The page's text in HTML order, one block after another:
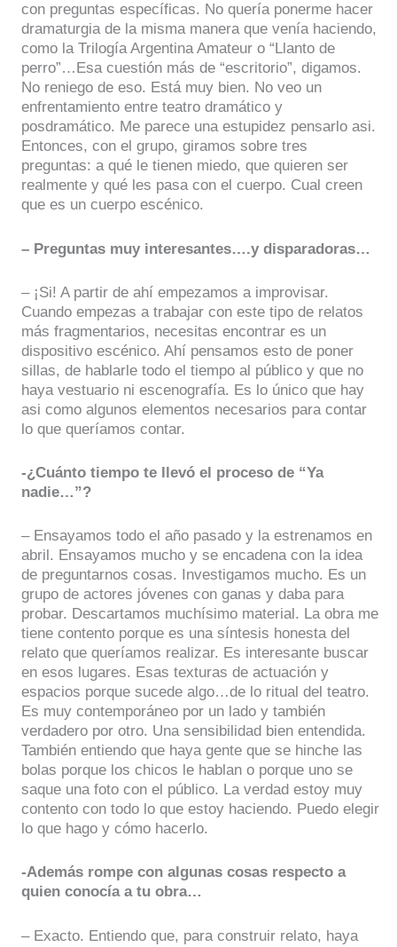
con preguntas específicas. No quería ponerme hacer
dramaturgia de la misma manera que venía haciendo,
como la Trilogía Argentina Amateur o “Llanto de
perro”…Esa cuestión más de “escritorio”, digamos.
No reniego de eso. Está muy bien. No veo un
enfrentamiento entre teatro dramático y
posdramático. Me parece una estupidez pensarlo asi.
Entonces, con el grupo, giramos sobre tres
preguntas: a qué le tienen miedo, que quieren ser
realmente y qué les pasa con el cuerpo. Cual creen
que es un cuerpo escénico.
– Preguntas muy interesantes….y disparadoras…
– ¡Si! A partir de ahí empezamos a improvisar.
Cuando empezas a trabajar con este tipo de relatos
más fragmentarios, necesitas encontrar es un
dispositivo escénico. Ahí pensamos esto de poner
sillas, de hablarle todo el tiempo al público y que no
haya vestuario ni escenografía. Es lo único que hay
asi como algunos elementos necesarios para contar
lo que queríamos contar.
-¿Cuánto tiempo te llevó el proceso de “Ya
nadie…”?
– Ensayamos todo el año pasado y la estrenamos en
abril. Ensayamos mucho y se encadena con la idea
de preguntarnos cosas. Investigamos mucho. Es un
grupo de actores jóvenes con ganas y daba para
probar. Descartamos muchísimo material. La obra me
tiene contento porque es una síntesis honesta del
relato que queríamos realizar. Es interesante buscar
en esos lugares. Esas texturas de actuación y
espacios porque sucede algo…de lo ritual del teatro.
Es muy contemporáneo por un lado y también
verdadero por otro. Una sensibilidad bien entendida.
También entiendo que haya gente que se hinche las
bolas porque los chicos le hablan o porque uno se
saque una foto con el público. La verdad estoy muy
contento con todo lo que estoy haciendo. Puedo elegir
lo que hago y cómo hacerlo.
-Además rompe con algunas cosas respecto a
quien conocía a tu obra…
– Exacto. Entiendo que, para construir relato, haya